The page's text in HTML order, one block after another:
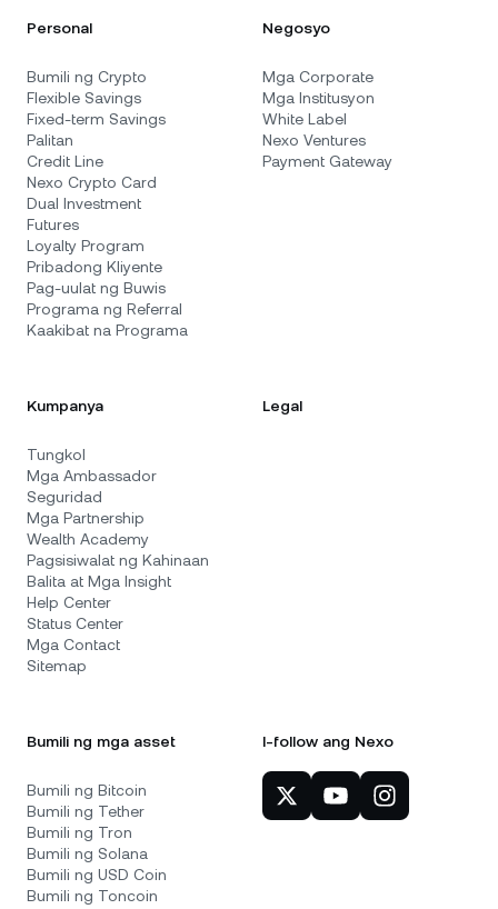
Personal
Bumili ng Crypto
Flexible Savings
Fixed-term Savings
Palitan
Credit Line
Nexo Crypto Card
Dual Investment
Futures
Loyalty Program
Pribadong Kliyente
Pag-uulat ng Buwis
Programa ng Referral
Kaakibat na Programa
Negosyo
Mga Corporate
Mga Institusyon
White Label
Nexo Ventures
Payment Gateway
Kumpanya
Tungkol
Mga Ambassador
Seguridad
Mga Partnership
Wealth Academy
Pagsisiwalat ng Kahinaan
Balita at Mga Insight
Help Center
Status Center
Mga Contact
Sitemap
Legal
Bumili ng mga asset
Bumili ng Bitcoin
Bumili ng Tether
Bumili ng Tron
Bumili ng Solana
Bumili ng USD Coin
Bumili ng Toncoin
I-follow ang Nexo